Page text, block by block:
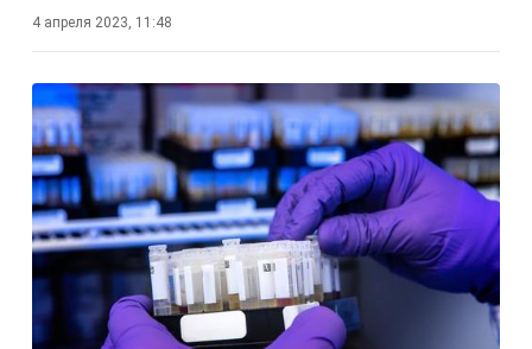
4 апреля 2023, 11:48